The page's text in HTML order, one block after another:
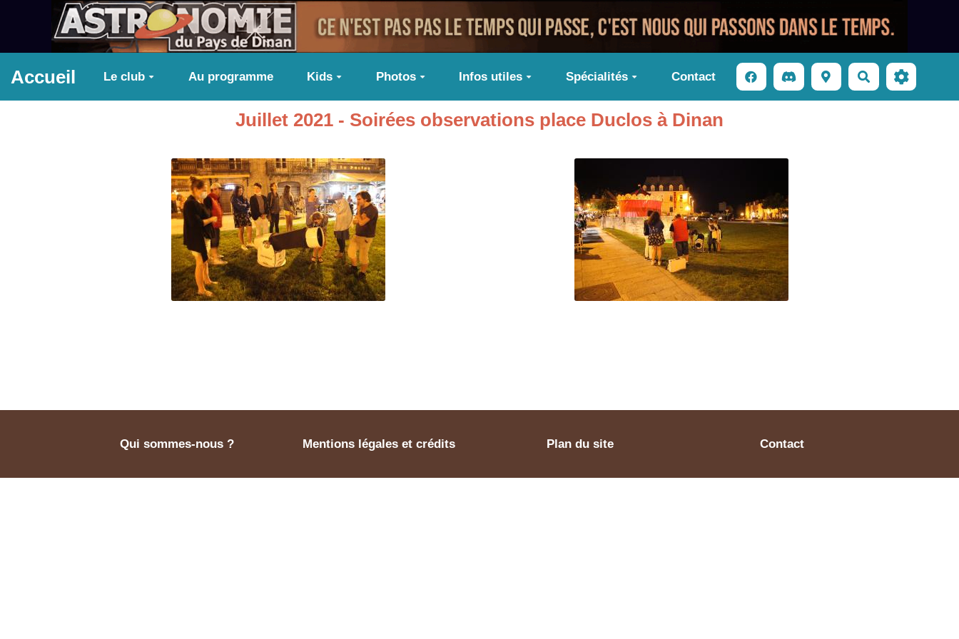
Aller au contenu principal
Accueil Le club Au programme Kids Photos Infos utiles Spécialités Contact Rechercher
Juillet 2021 - Soirées observations place Duclos à Dinan
Qui sommes-nous ? Mentions légales et crédits Plan du site Contact